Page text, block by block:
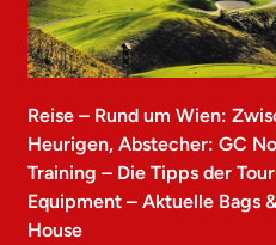
Reise – Rund um Wien:
Heurigen, Abstecher: GC
Training – Die Tipps der
Equipment – Aktuelle Bags
House